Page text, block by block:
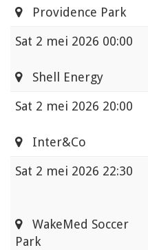
Providence Park
Sat 2 mei 2026 00:00
Shell Energy
Sat 2 mei 2026 20:00
Inter&Co
Sat 2 mei 2026 22:30
WakeMed Soccer
Park